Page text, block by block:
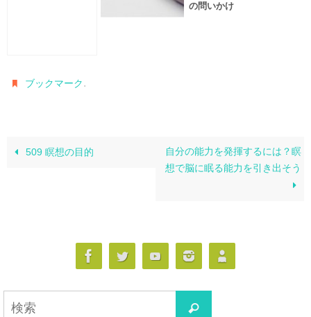
の問いかけ
ブックマーク.
509 瞑想の目的
自分の能力を発揮するには？瞑
想で脳に眠る能力を引き出そう
検